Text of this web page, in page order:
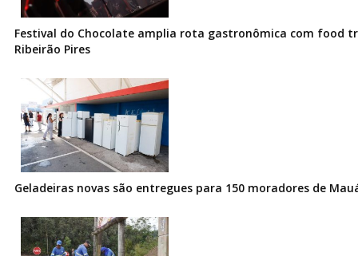
Festival do Chocolate amplia rota gastronômica com food
Ribeirão Pires
Geladeiras novas são entregues para 150 moradores de